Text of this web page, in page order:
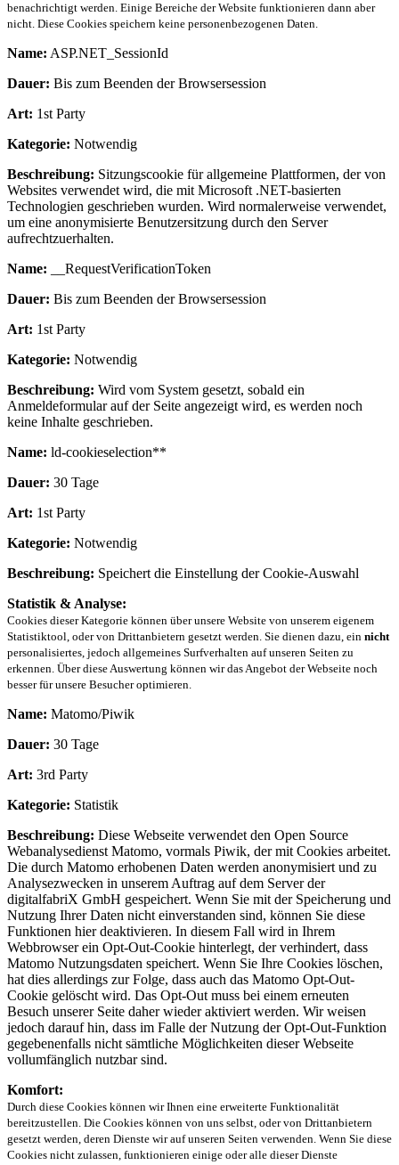
benachrichtigt werden. Einige Bereiche der Website funktionieren dann aber
nicht. Diese Cookies speichern keine personenbezogenen Daten.
Name: ASP.NET_SessionId
Dauer: Bis zum Beenden der Browsersession
Art: 1st Party
Kategorie: Notwendig
Beschreibung: Sitzungscookie für allgemeine Plattformen, der von
Websites verwendet wird, die mit Microsoft .NET-basierten
Technologien geschrieben wurden. Wird normalerweise verwendet,
um eine anonymisierte Benutzersitzung durch den Server
aufrechtzuerhalten.
Name: __RequestVerificationToken
Dauer: Bis zum Beenden der Browsersession
Art: 1st Party
Kategorie: Notwendig
Beschreibung: Wird vom System gesetzt, sobald ein
Anmeldeformular auf der Seite angezeigt wird, es werden noch
keine Inhalte geschrieben.
Name: ld-cookieselection**
Dauer: 30 Tage
Art: 1st Party
Kategorie: Notwendig
Beschreibung: Speichert die Einstellung der Cookie-Auswahl
Statistik & Analyse:
Cookies dieser Kategorie können über unsere Website von unserem eigenem
Statistiktool, oder von Drittanbietern gesetzt werden. Sie dienen dazu, ein nicht
personalisiertes, jedoch allgemeines Surfverhalten auf unseren Seiten zu
erkennen. Über diese Auswertung können wir das Angebot der Webseite noch
besser für unsere Besucher optimieren.
Name: Matomo/Piwik
Dauer: 30 Tage
Art: 3rd Party
Kategorie: Statistik
Beschreibung: Diese Webseite verwendet den Open Source
Webanalysedienst Matomo, vormals Piwik, der mit Cookies arbeitet.
Die durch Matomo erhobenen Daten werden anonymisiert und zu
Analysezwecken in unserem Auftrag auf dem Server der
digitalfabriX GmbH gespeichert. Wenn Sie mit der Speicherung und
Nutzung Ihrer Daten nicht einverstanden sind, können Sie diese
Funktionen hier deaktivieren. In diesem Fall wird in Ihrem
Webbrowser ein Opt-Out-Cookie hinterlegt, der verhindert, dass
Matomo Nutzungsdaten speichert. Wenn Sie Ihre Cookies löschen,
hat dies allerdings zur Folge, dass auch das Matomo Opt-Out-
Cookie gelöscht wird. Das Opt-Out muss bei einem erneuten
Besuch unserer Seite daher wieder aktiviert werden. Wir weisen
jedoch darauf hin, dass im Falle der Nutzung der Opt-Out-Funktion
gegebenenfalls nicht sämtliche Möglichkeiten dieser Webseite
vollumfänglich nutzbar sind.
Komfort:
Durch diese Cookies können wir Ihnen eine erweiterte Funktionalität
bereitzustellen. Die Cookies können von uns selbst, oder von Drittanbietern
gesetzt werden, deren Dienste wir auf unseren Seiten verwenden. Wenn Sie diese
Cookies nicht zulassen, funktionieren einige oder alle dieser Dienste